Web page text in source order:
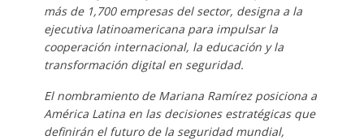
más de 1,700 empresas del sector, designa a la
ejecutiva latinoamericana para impulsar la
cooperación internacional, la educación y la
transformación digital en seguridad.
El nombramiento de Mariana Ramírez posiciona a
América Latina en las decisiones estratégicas que
definirán el futuro de la seguridad mundial,